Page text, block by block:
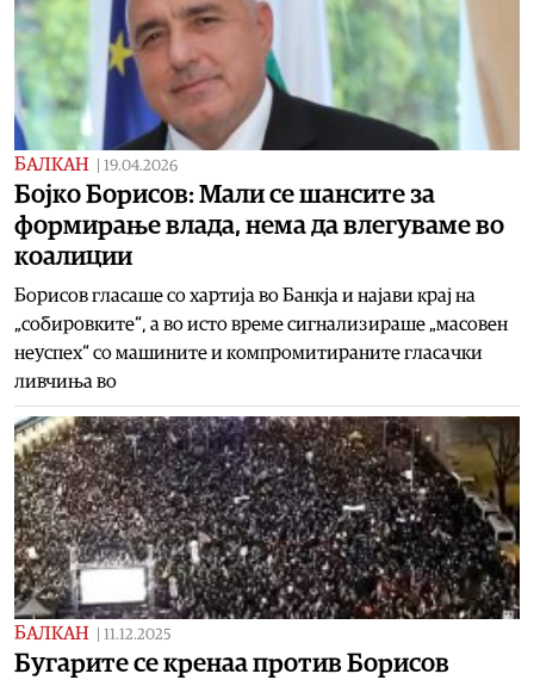
БАЛКАН 19.04.2026
Бојко Борисов: Мали се шансите за
формирање влада, нема да влегуваме во
коалиции
Борисов гласаше со хартија во Банкја и најави крај на
„собировките“, а во исто време сигнализираше „масовен
неуспех“ со машините и компромитираните гласачки
ливчиња во
БАЛКАН 11.12.2025
Бугарите се кренаа против Борисов